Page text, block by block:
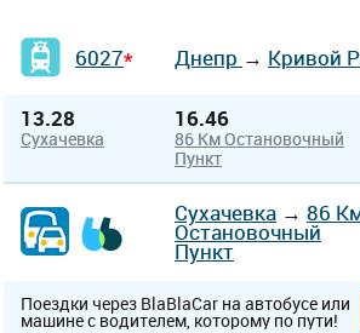
6027* Днепр → Кривой
13.28
Сухачевка
16.46
86 Км Остановочный
Пункт
Сухачевка → 86
Остановочный
Пункт
Поездки через BlaBlaCar на автобусе или
машине с водителем, которому по пути!